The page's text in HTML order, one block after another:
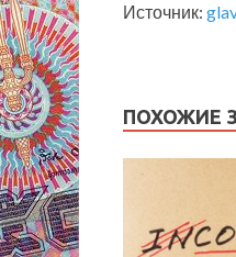
Источник:
ПОХОЖИЕ